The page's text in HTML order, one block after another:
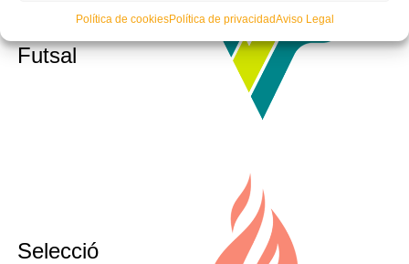
Política de cookiesPolítica de privacidadAviso Legal
Masculina
Futsal
Selecció